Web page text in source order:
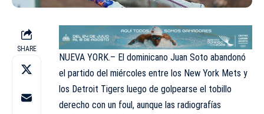
SHARE
NUEVA YORK.– El dominicano Juan Soto abandonó
el partido del miércoles entre los New York Mets y
los Detroit Tigers luego de golpearse el tobillo
derecho con un foul, aunque las radiografías